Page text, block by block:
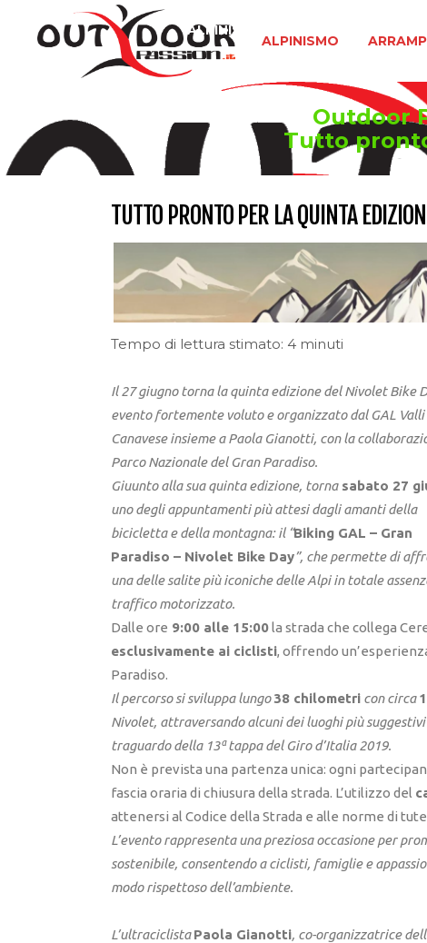
ALPINISMO
ALPINISMO
Outdoor
Tutto
TUTTO PRONTO PER LA QUINTA
Tempo di lettura stimato: 4 minuti
Il 27 giugno torna la quinta edizione del Nivolet Bike
evento fortemente voluto e organizzato dal GAL Valli
Canavese insieme a Paola Gianotti, con la
Parco Nazionale del Gran Paradiso.
Giuunto alla sua quinta edizione, tornasabato 27
uno degli appuntamenti più attesi dagli amanti della
bicicletta e della montagna: il “Biking GAL – Gran
Paradiso – Nivolet Bike Day”, che permette di
una delle salite più iconiche delle Alpi in totale
traffico motorizzato.
Dalle ore 9:00 alle 15:00 la strada che collega
esclusivamente ai ciclisti, offrendo
Paradiso.
Il percorso si sviluppa lungo38 chilometri con circa
Nivolet, attraversando alcuni dei luoghi più
traguardo della 13ª tappa del Giro d’Italia 2019.
Non è prevista una partenza unica: ogni
fascia oraria di chiusura della strada. L’utilizzo del
attenersi al Codice della Strada e alle norme di
L’evento rappresenta una preziosa occasione per
sostenibile, consentendo a ciclisti, famiglie e
modo rispettoso dell’ambiente.
L’ultraciclistaPaola Gianotti, co-organizzatrice